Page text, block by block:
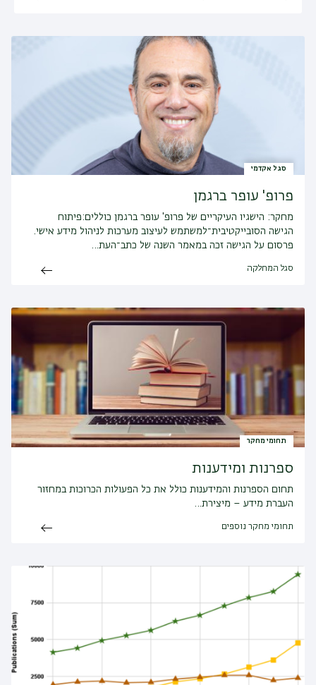
סגל אקדמי
פרופ' עופר ברגמן
מחקר: הישגיו העיקריים של פרופ' עופר ברגמן כוללים:פיתוח
הגישה הסובייקטיבית־למשתמש לעיצוב מערכות לניהול מידע אישי.
פרסום על הגישה זכה במאמר השנה של כתב־העת…
סגל המחלקה
תחומי מחקר
ספרנות ומידענות
תחום הספרנות והמידענות כולל את כל הפעולות הכרוכות במחזור
העברת מידע – מיצירת…
תחומי מחקר נוספים